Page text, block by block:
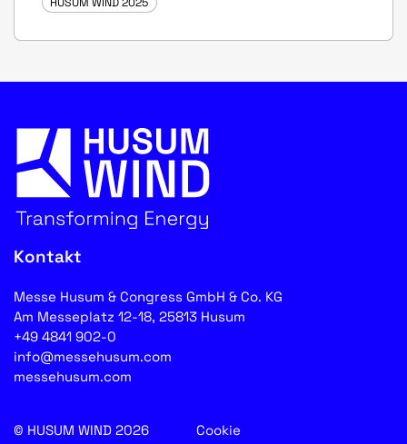
Kontakt
Messe Husum & Congress GmbH & Co. KG
Am Messeplatz 12-18, 25813 Husum
+49 4841 902-0
info@messehusum.com
messehusum.com
© HUSUM WIND 2026 Cookie